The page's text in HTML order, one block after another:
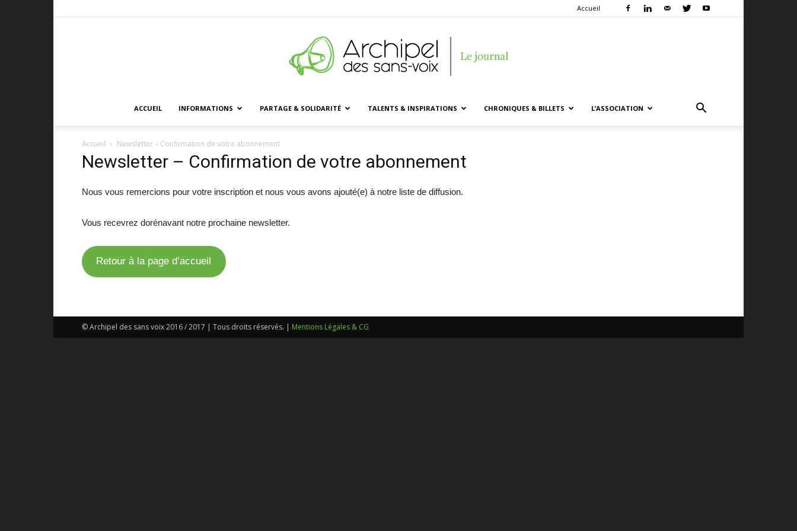
Accueil
des
ACCUEIL INFORMATIONS PARTAGE & SOLIDARITÉ TALENTS & INSPIRATIONS CHRONIQUES & BILLETS L’ASSOCIATION
Accueil Newsletter – Confirmation de votre abonnement
Newsletter – Confirmation de votre abonnement
Nous vous remercions pour votre inscription et nous vous avons ajouté(e) à notre liste de diffusion.
Vous recevrez dorénavant notre prochaine newsletter.
Retour à la page d’accueil
© Archipel des sans voix 2016 / 2017 | Tous droits réservés. | Mentions Légales & CG